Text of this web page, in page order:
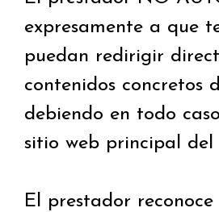
expresamente a que
puedan redirigir
contenidos concretos
debiendo en todo
sitio web principal del
El prestador